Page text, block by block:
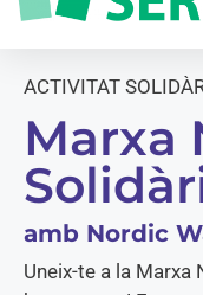
ACTIVITAT
Marxa
amb Nordic
Uneix-te a la Marxa